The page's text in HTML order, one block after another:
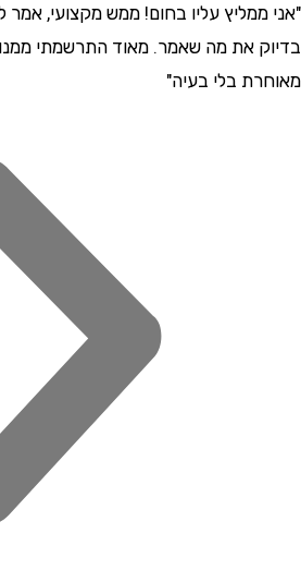
עליו בחום! ממש מקצועי, אמר לי מה
את מה שאמר. מאוד התרשמתי ממנו,
בלי בעיה"